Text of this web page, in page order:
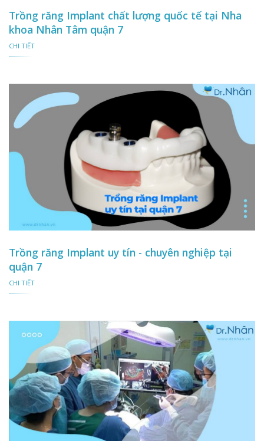
Trồng răng Implant chất lượng quốc tế tại Nha
khoa Nhân Tâm quận 7
CHI TIẾT
Trồng răng Implant uy tín - chuyên nghiệp tại
quận 7
CHI TIẾT